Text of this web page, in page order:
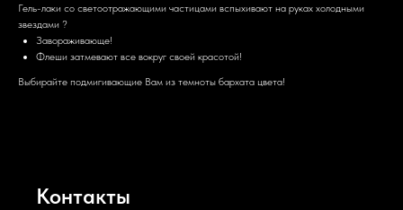
Гель-лаки со светоотражающими частицами вспыхивают на руках холодными
звездами ?
Завораживающе!
Флеши затмевают все вокруг своей красотой!
Выбирайте подмигивающие Вам из темноты бархата цвета!
Контакты